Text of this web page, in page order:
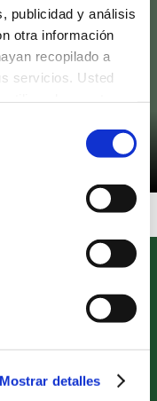
publicidad y análisis
otra información
recopilado a
servicios. Usted
Mostrar detalles